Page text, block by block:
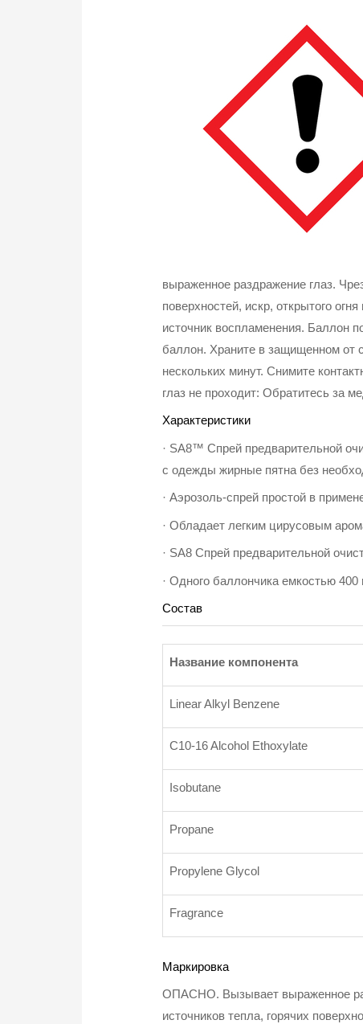
выраженное раздражение глаз.
поверхностей, искр, открытого
источник воспламенения. Баллон
баллон. Храните в защищенном от
нескольких минут. Снимите
глаз не проходит: Обратитесь за
Характеристики
· SA8™ Спрей предварительной
с одежды жирные пятна без
· Аэрозоль-спрей простой в
· Обладает легким цирусовым
· SA8 Спрей предварительной
· Одного баллончика емкостью
Состав
Название компонента
Linear Alkyl Benzene
C10-16 Alcohol Ethoxylate
Isobutane
Propane
Propylene Glycol
Fragrance
Маркировка
ОПАСНО. Вызывает выраженное
источников тепла, горячих